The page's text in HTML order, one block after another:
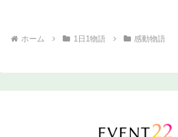
ホーム 1日1物語 感動物語